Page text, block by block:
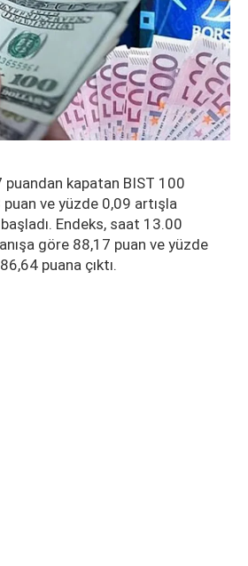
puandan kapatan BIST 100
ve yüzde 0,09 artışla
Endeks, saat 13.00
göre 88,17 puan ve yüzde
puana çıktı.